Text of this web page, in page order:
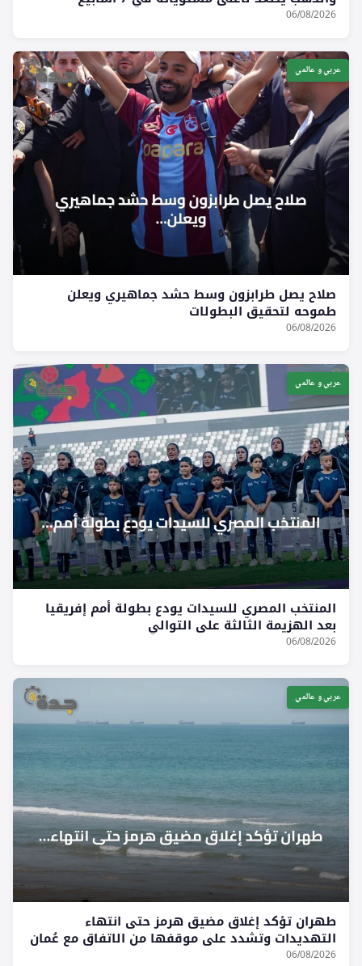
06/08/2026
عربي و عالمي
صلاح يصل طرابزون وسط حشد جماهيري ويعلن
طموحه لتحقيق البطولات
06/08/2026
عربي و عالمي
المنتخب المصري للسيدات يودع بطولة أمم إفريقيا
بعد الهزيمة الثالثة على التوالي
06/08/2026
عربي و عالمي
طهران تؤكد إغلاق مضيق هرمز حتى انتهاء
التهديدات وتشدد على موقفها من الاتفاق مع عُمان
06/08/2026